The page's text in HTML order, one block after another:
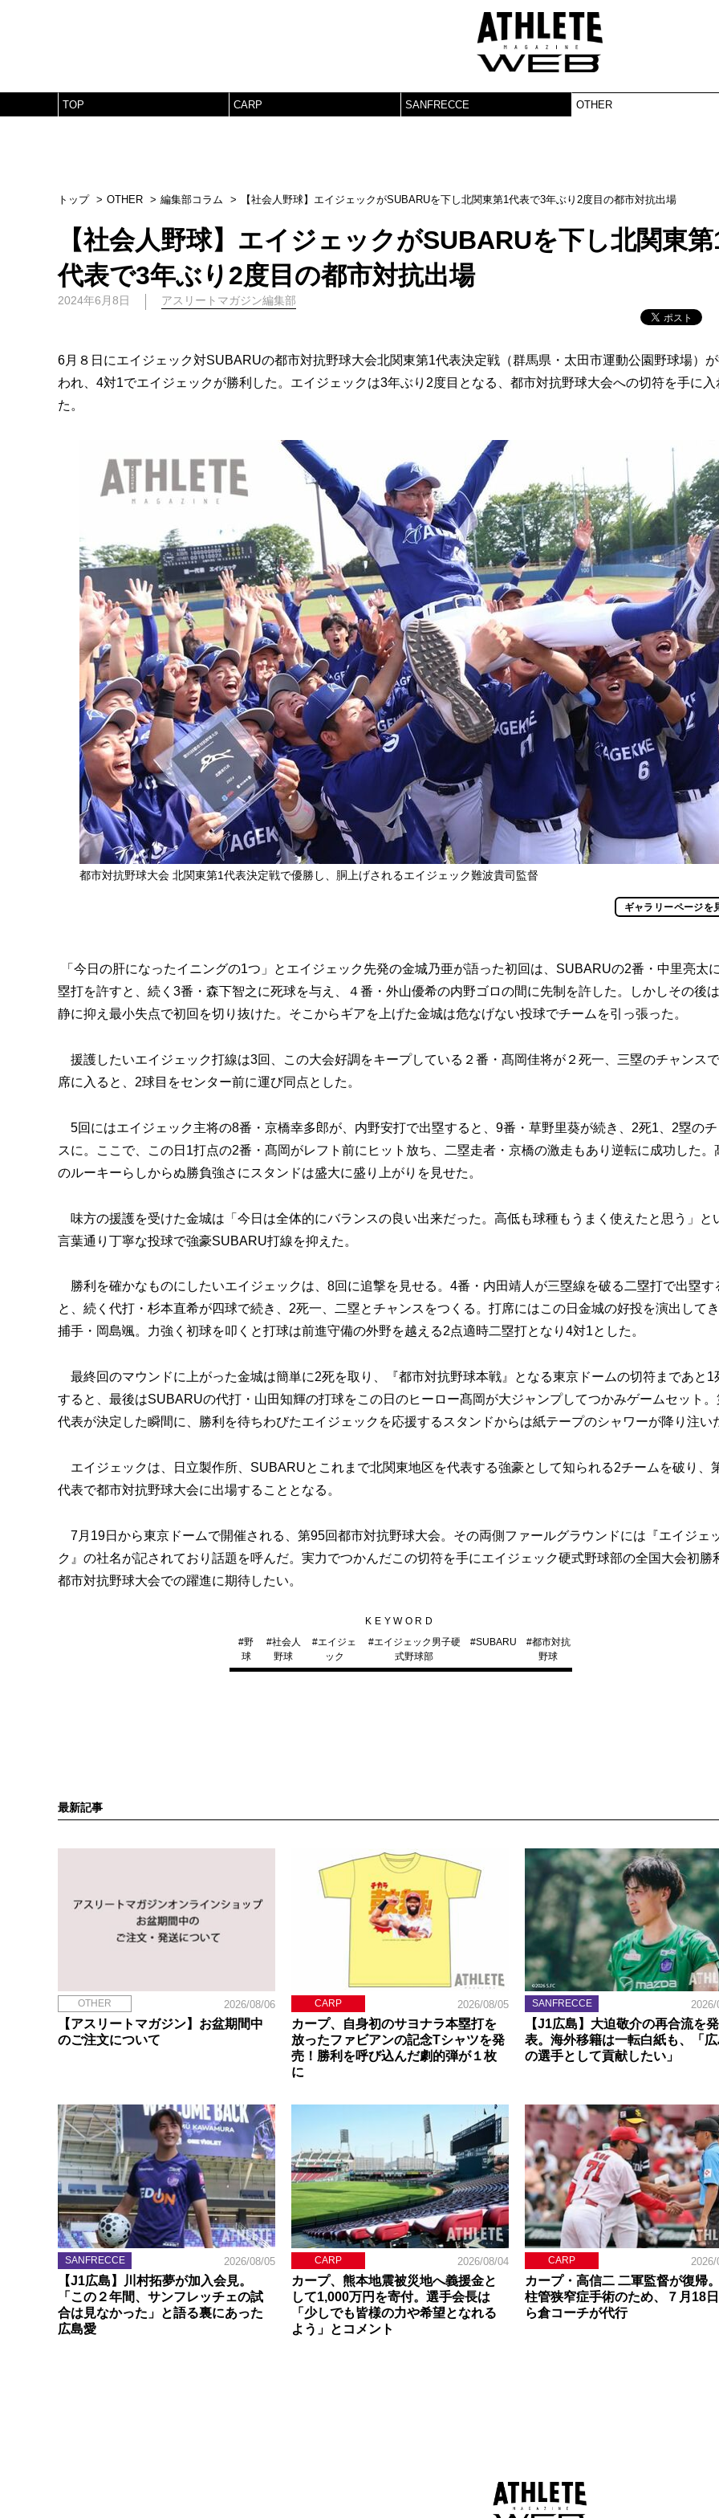
TOP CARP SANFRECCE OTHER
トップ OTHER 編集部コラム 【社会人野球】エイジェックがSUBARUを下し北関東第1代表で3年ぶり2度目の都市対抗出場
【社会人野球】エイジェックがSUBARUを下し北関東第
代表で3年ぶり2度目の都市対抗出場
2024年6月8日 アスリートマガジン編集部
6月８日にエイジェック対SUBARUの都市対抗野球大会北関東第1代表決定戦（群馬県・太田市運動公園野球場）
われ、4対1でエイジェックが勝利した。エイジェックは3年ぶり2度目となる、都市対抗野球大会への切符を手に入
た。
都市対抗野球大会 北関東第1代表決定戦で優勝し、胴上げされるエイジェック難波貴司監督
ギャラリーページを
「今日の肝になったイニングの1つ」とエイジェック先発の金城乃亜が語った初回は、SUBARUの2番・中里亮太
塁打を許すと、続く3番・森下智之に死球を与え、４番・外山優希の内野ゴロの間に先制を許した。しかしその後
静に抑え最小失点で初回を切り抜けた。そこからギアを上げた金城は危なげない投球でチームを引っ張った。
援護したいエイジェック打線は3回、この大会好調をキープしている２番・髙岡佳将が２死一、三塁のチャンス
席に入ると、2球目をセンター前に運び同点とした。
5回にはエイジェック主将の8番・京橋幸多郎が、内野安打で出塁すると、9番・草野里葵が続き、2死1、2塁のチ
スに。ここで、この日1打点の2番・髙岡がレフト前にヒット放ち、二塁走者・京橋の激走もあり逆転に成功した。
のルーキーらしからぬ勝負強さにスタンドは盛大に盛り上がりを見せた。
味方の援護を受けた金城は「今日は全体的にバランスの良い出来だった。高低も球種もうまく使えたと思う」と
言葉通り丁寧な投球で強豪SUBARU打線を抑えた。
勝利を確かなものにしたいエイジェックは、8回に追撃を見せる。4番・内田靖人が三塁線を破る二塁打で出塁す
と、続く代打・杉本直希が四球で続き、2死一、二塁とチャンスをつくる。打席にはこの日金城の好投を演出して
捕手・岡島颯。力強く初球を叩くと打球は前進守備の外野を越える2点適時二塁打となり4対1とした。
最終回のマウンドに上がった金城は簡単に2死を取り、『都市対抗野球本戦』となる東京ドームの切符まであと1
すると、最後はSUBARUの代打・山田知輝の打球をこの日のヒーロー髙岡が大ジャンプしてつかみゲームセット。
代表が決定した瞬間に、勝利を待ちわびたエイジェックを応援するスタンドからは紙テープのシャワーが降り注い
エイジェックは、日立製作所、SUBARUとこれまで北関東地区を代表する強豪として知られる2チームを破り、
代表で都市対抗野球大会に出場することとなる。
7月19日から東京ドームで開催される、第95回都市対抗野球大会。その両側ファールグラウンドには『エイジェ
ク』の社名が記されており話題を呼んだ。実力でつかんだこの切符を手にエイジェック硬式野球部の全国大会初勝
都市対抗野球大会での躍進に期待したい。
KEYWORD
#野
球
#社会人
野球
#エイジェ
ック
#エイジェック男子硬
式野球部
#SUBARU #都市対抗
野球
最新記事
OTHER 2026/08/06
【アスリートマガジン】お盆期間中
のご注文について
CARP 2026/08/05
カープ、自身初のサヨナラ本塁打を
放ったファビアンの記念Tシャツを発
売！勝利を呼び込んだ劇的弾が１枚
に
SANFRECCE 2026/
【J1広島】大迫敬介の再合流を発
表。海外移籍は一転白紙も、「広
の選手として貢献したい」
SANFRECCE 2026/08/05
【J1広島】川村拓夢が加入会見。
「この２年間、サンフレッチェの試
合は見なかった」と語る裏にあった
広島愛
CARP 2026/08/04
カープ、熊本地震被災地へ義援金と
して1,000万円を寄付。選手会長は
「少しでも皆様の力や希望となれる
よう」とコメント
CARP 2026/
カープ・高信二 二軍監督が復帰
柱管狭窄症手術のため、７月18
ら倉コーチが代行